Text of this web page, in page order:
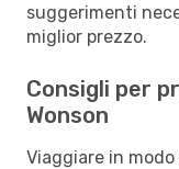
suggerimenti
miglior prezzo.
Consigli per
Wonson
Viaggiare in